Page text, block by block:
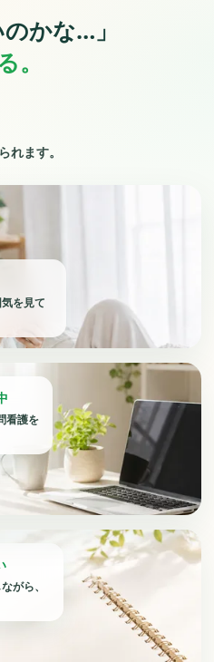
かな…」
。
れます。
を見て
がら、
看護を